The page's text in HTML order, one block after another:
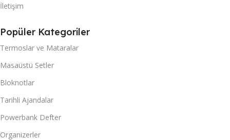
İletişim
Popüler Kategoriler
Termoslar ve Mataralar
Masaüstü Setler
Bloknotlar
Tarihli Ajandalar
Powerbank Defter
Organizerler